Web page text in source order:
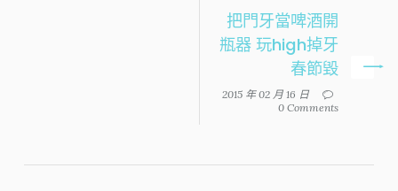
把門牙當啤酒開
瓶器 玩high掉牙
春節毀
2015 年 02 月 16 日
0 Comments